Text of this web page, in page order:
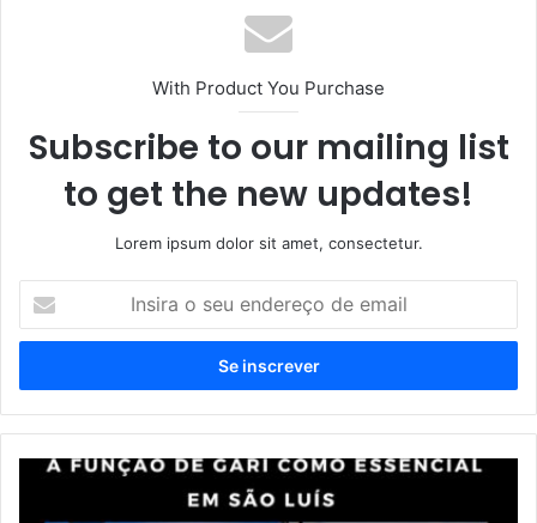
With Product You Purchase
Subscribe to our mailing list
to get the new updates!
Lorem ipsum dolor sit amet, consectetur.
s
r
a